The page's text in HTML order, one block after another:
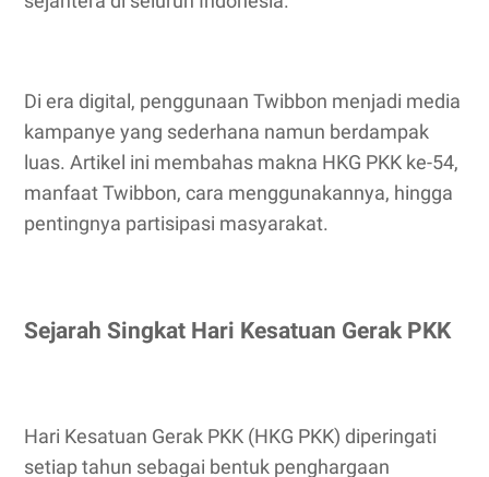
Di era digital, penggunaan Twibbon menjadi media
kampanye yang sederhana namun berdampak
luas. Artikel ini membahas makna HKG PKK ke-54,
manfaat Twibbon, cara menggunakannya, hingga
pentingnya partisipasi masyarakat.
Sejarah Singkat Hari Kesatuan Gerak PKK
Hari Kesatuan Gerak PKK (HKG PKK) diperingati
setiap tahun sebagai bentuk penghargaan